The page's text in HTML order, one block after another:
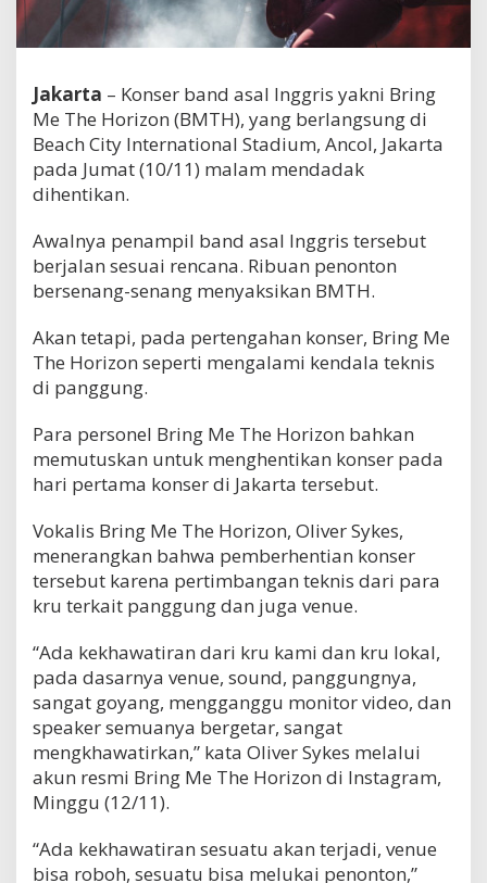
Jakarta – Konser band asal Inggris yakni Bring
Me The Horizon (BMTH), yang berlangsung di
Beach City International Stadium, Ancol, Jakarta
pada Jumat (10/11) malam mendadak
dihentikan.
Awalnya penampil band asal Inggris tersebut
berjalan sesuai rencana. Ribuan penonton
bersenang-senang menyaksikan BMTH.
Akan tetapi, pada pertengahan konser, Bring Me
The Horizon seperti mengalami kendala teknis
di panggung.
Para personel Bring Me The Horizon bahkan
memutuskan untuk menghentikan konser pada
hari pertama konser di Jakarta tersebut.
Vokalis Bring Me The Horizon, Oliver Sykes,
menerangkan bahwa pemberhentian konser
tersebut karena pertimbangan teknis dari para
kru terkait panggung dan juga venue.
“Ada kekhawatiran dari kru kami dan kru lokal,
pada dasarnya venue, sound, panggungnya,
sangat goyang, mengganggu monitor video, dan
speaker semuanya bergetar, sangat
mengkhawatirkan,” kata Oliver Sykes melalui
akun resmi Bring Me The Horizon di Instagram,
Minggu (12/11).
“Ada kekhawatiran sesuatu akan terjadi, venue
bisa roboh, sesuatu bisa melukai penonton,”